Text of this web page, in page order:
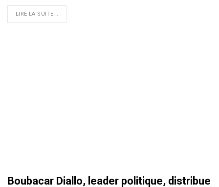
LIRE LA SUITE...
Boubacar Diallo, leader politique, distribue